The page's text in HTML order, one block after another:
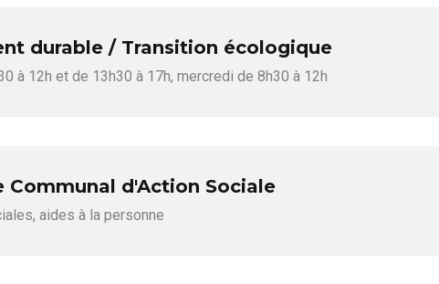
durable / Transition écologique
à 12h et de 13h30 à 17h, mercredi de 8h30 à 12h
Communal d'Action Sociale
aides à la personne